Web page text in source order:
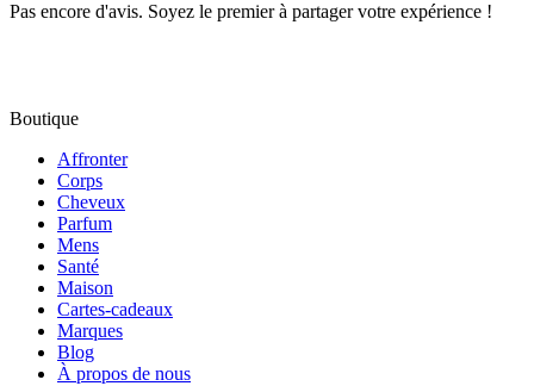
Pas encore d'avis. Soyez le premier à partager votre expérience !
Boutique
Affronter
Corps
Cheveux
Parfum
Mens
Santé
Maison
Cartes-cadeaux
Marques
Blog
À propos de nous